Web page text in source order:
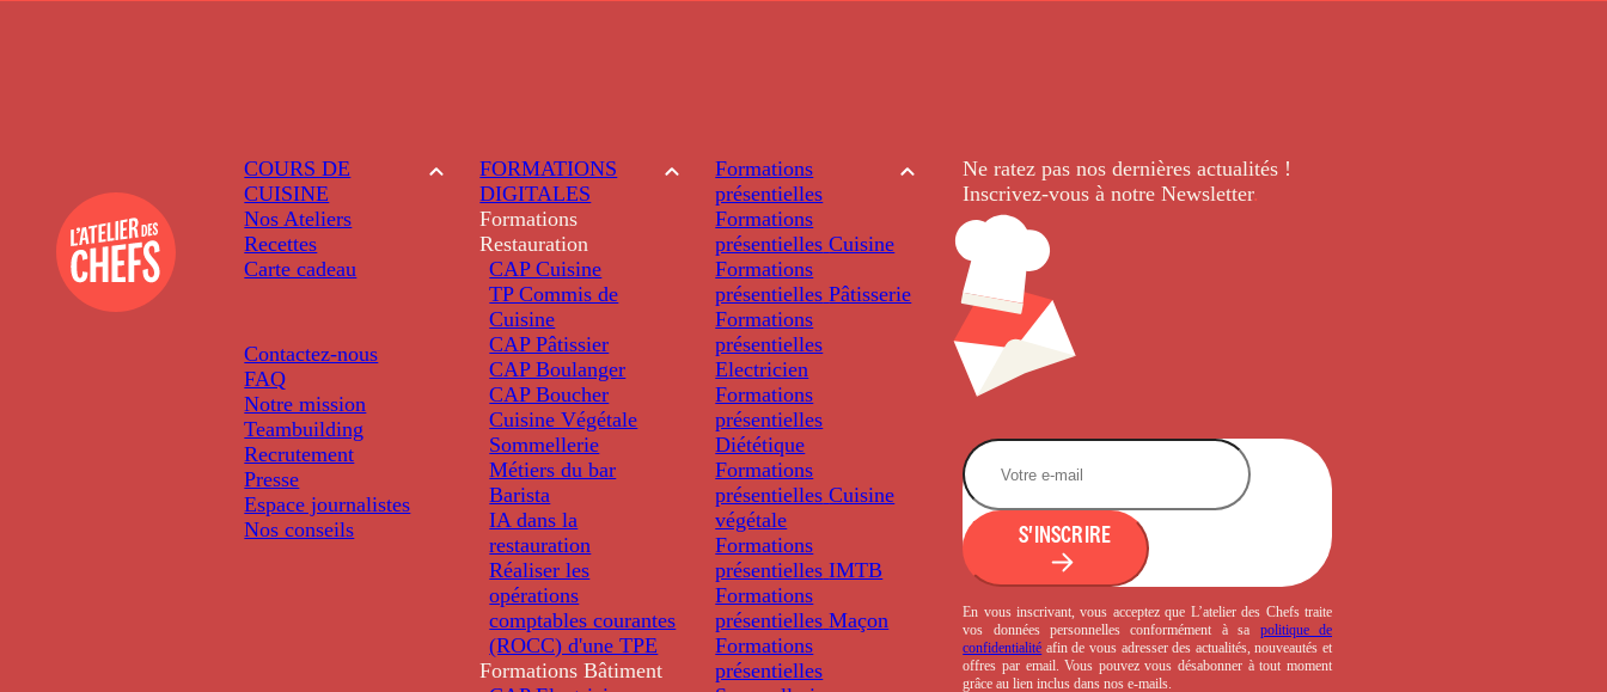
COURS DE
CUISINE
Nos Ateliers
Recettes
Carte cadeau
Contactez-nous
FAQ
Notre mission
Teambuilding
Recrutement
Presse
Espace journalistes
Nos conseils
FORMATIONS
DIGITALES
Formations
Restauration
CAP Cuisine
TP Commis de
Cuisine
CAP Pâtissier
CAP Boulanger
CAP Boucher
Cuisine Végétale
Sommellerie
Métiers du bar
Barista
IA dans la
restauration
Réaliser les
opérations
comptables courantes
(ROCC) d'une TPE
Formations Bâtiment
Formations
présentielles
Formations
présentielles Cuisine
Formations
présentielles Pâtisserie
Formations
présentielles
Electricien
Formations
présentielles
Diététique
Formations
présentielles Cuisine
végétale
Formations
présentielles IMTB
Formations
présentielles Maçon
Formations
présentielles
Ne ratez pas nos dernièresactualités !
Inscrivez-vous à notre Newsletter.
S'INSCRIRE
En vous inscrivant, vous acceptez que L’atelier des Chefs traite
vos données personnelles conformément à sa politique de
confidentialité afin de vous adresser des actualités, nouveautés et
offres par email. Vous pouvez vous désabonner à tout moment
grâce au lien inclus dans nos e-mails.